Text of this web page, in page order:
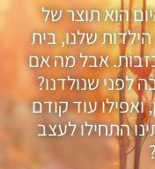
הוא תוצר של
שלנו, בית
אבל מה אם
לפני שנולדנו?
עוד קודם
התחילו לעצב